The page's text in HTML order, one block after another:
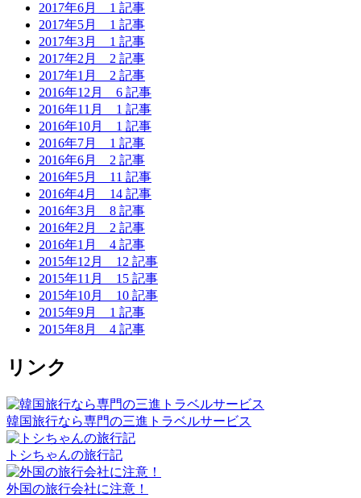
2017年6月 1 記事
2017年5月 1 記事
2017年3月 1 記事
2017年2月 2 記事
2017年1月 2 記事
2016年12月 6 記事
2016年11月 1 記事
2016年10月 1 記事
2016年7月 1 記事
2016年6月 2 記事
2016年5月 11 記事
2016年4月 14 記事
2016年3月 8 記事
2016年2月 2 記事
2016年1月 4 記事
2015年12月 12 記事
2015年11月 15 記事
2015年10月 10 記事
2015年9月 1 記事
2015年8月 4 記事
リンク
韓国旅行なら専門の三進トラベルサービス
トシちゃんの旅行記
外国の旅行会社に注意！